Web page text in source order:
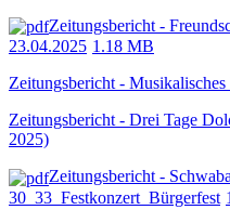
Zeitungsbericht -
23.04.2025 1.18 MB
Zeitungsbericht -
Zeitungsbericht - Drei Tage
2025)
Zeitungsbericht -
30_33_Festkonzert_Bürgerfest